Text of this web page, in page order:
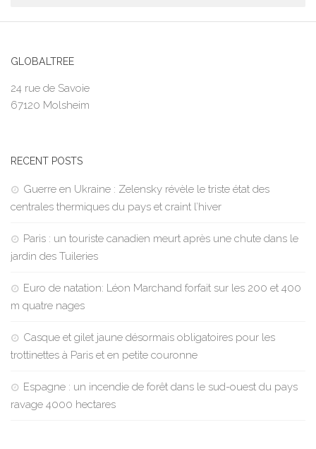
GLOBALTREE
24 rue de Savoie
67120 Molsheim
RECENT POSTS
Guerre en Ukraine : Zelensky révèle le triste état des
centrales thermiques du pays et craint l’hiver
Paris : un touriste canadien meurt après une chute dans le
jardin des Tuileries
Euro de natation: Léon Marchand forfait sur les 200 et 400
m quatre nages
Casque et gilet jaune désormais obligatoires pour les
trottinettes à Paris et en petite couronne
Espagne : un incendie de forêt dans le sud-ouest du pays
ravage 4000 hectares